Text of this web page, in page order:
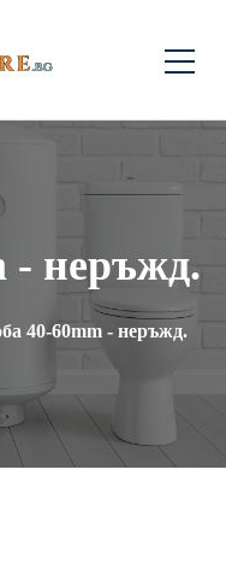
- неръжд.
40-60mm - неръжд.